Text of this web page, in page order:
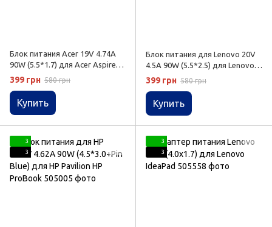
Блок питания Acer 19V 4.74A
90W (5.5*1.7) для Acer Aspire
Acer TravelMate
399 грн 580 грн
Купить
Блок питания для Lenovo 20V
4.5A 90W (5.5*2.5) для Lenovo
IdeaPad Lenovo Essential
399 грн 580 грн
Купить
3
3
3
3